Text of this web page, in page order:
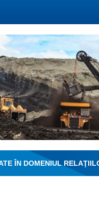
ÎN DOMENIUL